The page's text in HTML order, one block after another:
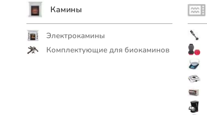
Камины
Электрокамины
Комплектующие для биокаминов